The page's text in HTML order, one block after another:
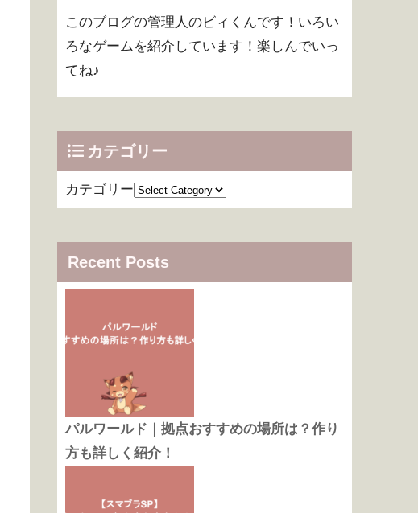
このブログの管理人のビィくんです！いろい
ろなゲームを紹介しています！楽しんでいっ
てね♪
カテゴリー
カテゴリー
Recent Posts
パルワールド｜拠点おすすめの場所は？作り
方も詳しく紹介！